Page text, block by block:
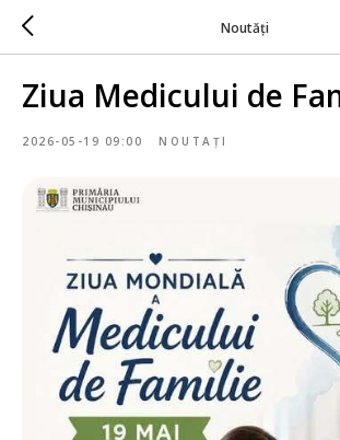
Noutăți
Ziua Medicului de
2026-05-19 09:00 NOUTAȚI